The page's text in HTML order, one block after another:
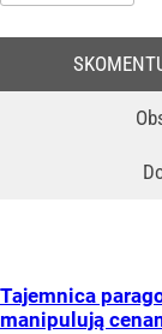
Tajemnica
manipulują